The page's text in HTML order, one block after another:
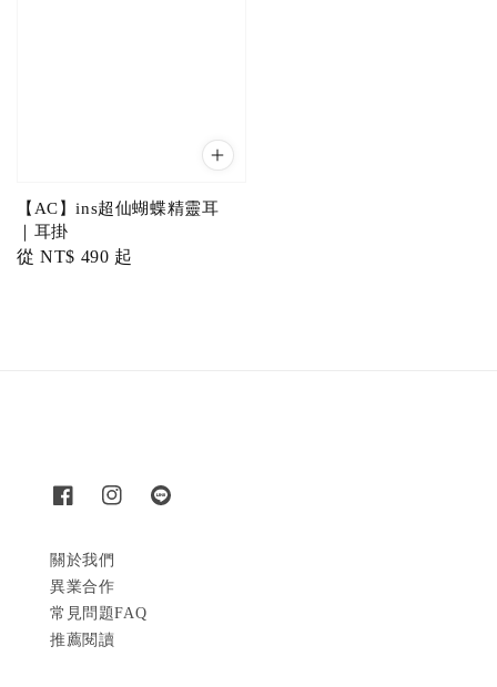
【AC】ins超仙蝴蝶精靈耳
｜耳掛
Regular
從NT$ 490 起
關於我們
異業合作
常見問題FAQ
推薦閱讀